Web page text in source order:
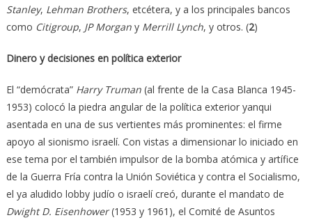
Stanley, Lehman Brothers, etcétera, y a los principales bancos
como Citigroup, JP Morgany Merrill Lynch, y otros. (2)
Dinero y decisiones en política exterior
El “demócrata” Harry Truman(al frente de la Casa Blanca 1945-
1953) colocó la piedra angular de la política exterior yanqui
asentada en una de sus vertientes más prominentes: el firme
apoyo al sionismo israelí. Con vistas a dimensionar lo iniciado en
ese tema por el también impulsor de la bomba atómica y artífice
de la Guerra Fría contra la Unión Soviética y contra el Socialismo,
el ya aludido lobby judío o israelí creó, durante el mandato de
Dwight D. Eisenhower(1953 y 1961), el Comité de Asuntos